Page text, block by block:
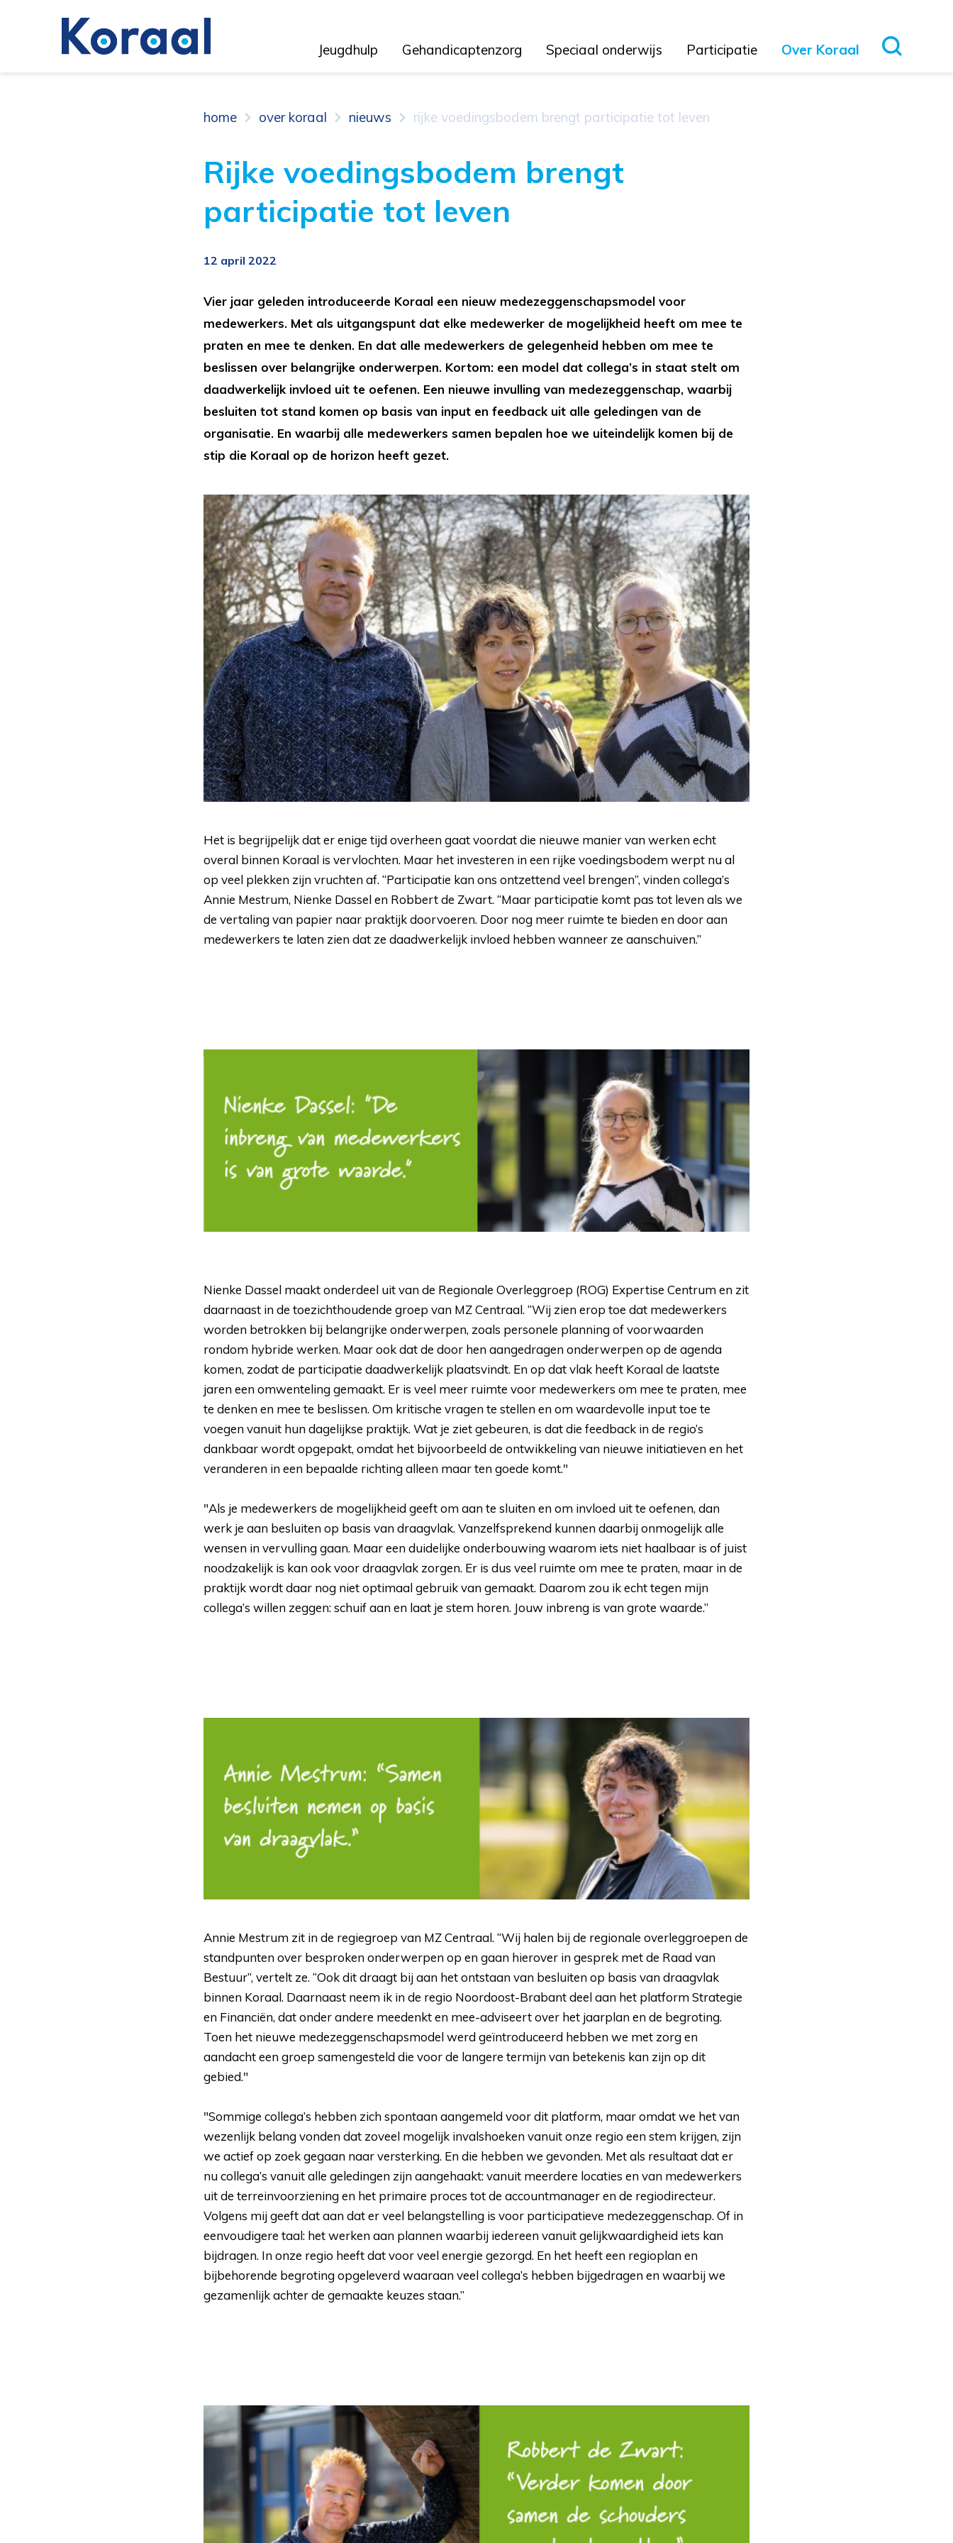
Jeugdhulp Gehandicaptenzorg Speciaal onderwijs Participatie Over Koraal
home over koraal nieuws rijke voedingsbodem brengt participatie tot leven
Rijke voedingsbodem brengt
participatie tot leven
12 april 2022
Vier jaar geleden introduceerde Koraal een nieuw medezeggenschapsmodel voor
medewerkers. Met als uitgangspunt dat elke medewerker de mogelijkheid heeft om mee te
praten en mee te denken. En dat alle medewerkers de gelegenheid hebben om mee te
beslissen over belangrijke onderwerpen. Kortom: een model dat collega’s in staat stelt om
daadwerkelijk invloed uit te oefenen. Een nieuwe invulling van medezeggenschap, waarbij
besluiten tot stand komen op basis van input en feedback uit alle geledingen van de
organisatie. En waarbij alle medewerkers samen bepalen hoe we uiteindelijk komen bij de
stip die Koraal op de horizon heeft gezet.
Het is begrijpelijk dat er enige tijd overheen gaat voordat die nieuwe manier van werken echt
overal binnen Koraal is vervlochten. Maar het investeren in een rijke voedingsbodem werpt nu al
op veel plekken zijn vruchten af. “Participatie kan ons ontzettend veel brengen”, vinden collega’s
Annie Mestrum, Nienke Dassel en Robbert de Zwart. “Maar participatie komt pas tot leven als we
de vertaling van papier naar praktijk doorvoeren. Door nog meer ruimte te bieden en door aan
medewerkers te laten zien dat ze daadwerkelijk invloed hebben wanneer ze aanschuiven.”
Nienke Dassel maakt onderdeel uit van de Regionale Overleggroep (ROG) Expertise Centrum en zit
daarnaast in de toezichthoudende groep van MZ Centraal. “Wij zien erop toe dat medewerkers
worden betrokken bij belangrijke onderwerpen, zoals personele planning of voorwaarden
rondom hybride werken. Maar ook dat de door hen aangedragen onderwerpen op de agenda
komen, zodat de participatie daadwerkelijk plaatsvindt. En op dat vlak heeft Koraal de laatste
jaren een omwenteling gemaakt. Er is veel meer ruimte voor medewerkers om mee te praten, mee
te denken en mee te beslissen. Om kritische vragen te stellen en om waardevolle input toe te
voegen vanuit hun dagelijkse praktijk. Wat je ziet gebeuren, is dat die feedback in de regio’s
dankbaar wordt opgepakt, omdat het bijvoorbeeld de ontwikkeling van nieuwe initiatieven en het
veranderen in een bepaalde richting alleen maar ten goede komt."
"Als je medewerkers de mogelijkheid geeft om aan te sluiten en om invloed uit te oefenen, dan
werk je aan besluiten op basis van draagvlak. Vanzelfsprekend kunnen daarbij onmogelijk alle
wensen in vervulling gaan. Maar een duidelijke onderbouwing waarom iets niet haalbaar is of juist
noodzakelijk is kan ook voor draagvlak zorgen. Er is dus veel ruimte om mee te praten, maar in de
praktijk wordt daar nog niet optimaal gebruik van gemaakt. Daarom zou ik echt tegen mijn
collega’s willen zeggen: schuif aan en laat je stem horen. Jouw inbreng is van grote waarde.”
Annie Mestrum zit in de regiegroep van MZ Centraal. “Wij halen bij de regionale overleggroepen de
standpunten over besproken onderwerpen op en gaan hierover in gesprek met de Raad van
Bestuur”, vertelt ze. “Ook dit draagt bij aan het ontstaan van besluiten op basis van draagvlak
binnen Koraal. Daarnaast neem ik in de regio Noordoost-Brabant deel aan het platform Strategie
en Financiën, dat onder andere meedenkt en mee-adviseert over het jaarplan en de begroting.
Toen het nieuwe medezeggenschapsmodel werd geïntroduceerd hebben we met zorg en
aandacht een groep samengesteld die voor de langere termijn van betekenis kan zijn op dit
gebied."
"Sommige collega’s hebben zich spontaan aangemeld voor dit platform, maar omdat we het van
wezenlijk belang vonden dat zoveel mogelijk invalshoeken vanuit onze regio een stem krijgen, zijn
we actief op zoek gegaan naar versterking. En die hebben we gevonden. Met als resultaat dat er
nu collega’s vanuit alle geledingen zijn aangehaakt: vanuit meerdere locaties en van medewerkers
uit de terreinvoorziening en het primaire proces tot de accountmanager en de regiodirecteur.
Volgens mij geeft dat aan dat er veel belangstelling is voor participatieve medezeggenschap. Of in
eenvoudigere taal: het werken aan plannen waarbij iedereen vanuit gelijkwaardigheid iets kan
bijdragen. In onze regio heeft dat voor veel energie gezorgd. En het heeft een regioplan en
bijbehorende begroting opgeleverd waaraan veel collega’s hebben bijgedragen en waarbij we
gezamenlijk achter de gemaakte keuzes staan.”